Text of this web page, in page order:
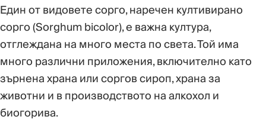
Един от видовете сорго, наречен култивирано
сорго (Sorghum bicolor), е важна култура,
отглеждана на много места по света. Той има
много различни приложения, включително като
зърнена храна или соргов сироп, храна за
животни и в производството на алкохол и
биогорива.